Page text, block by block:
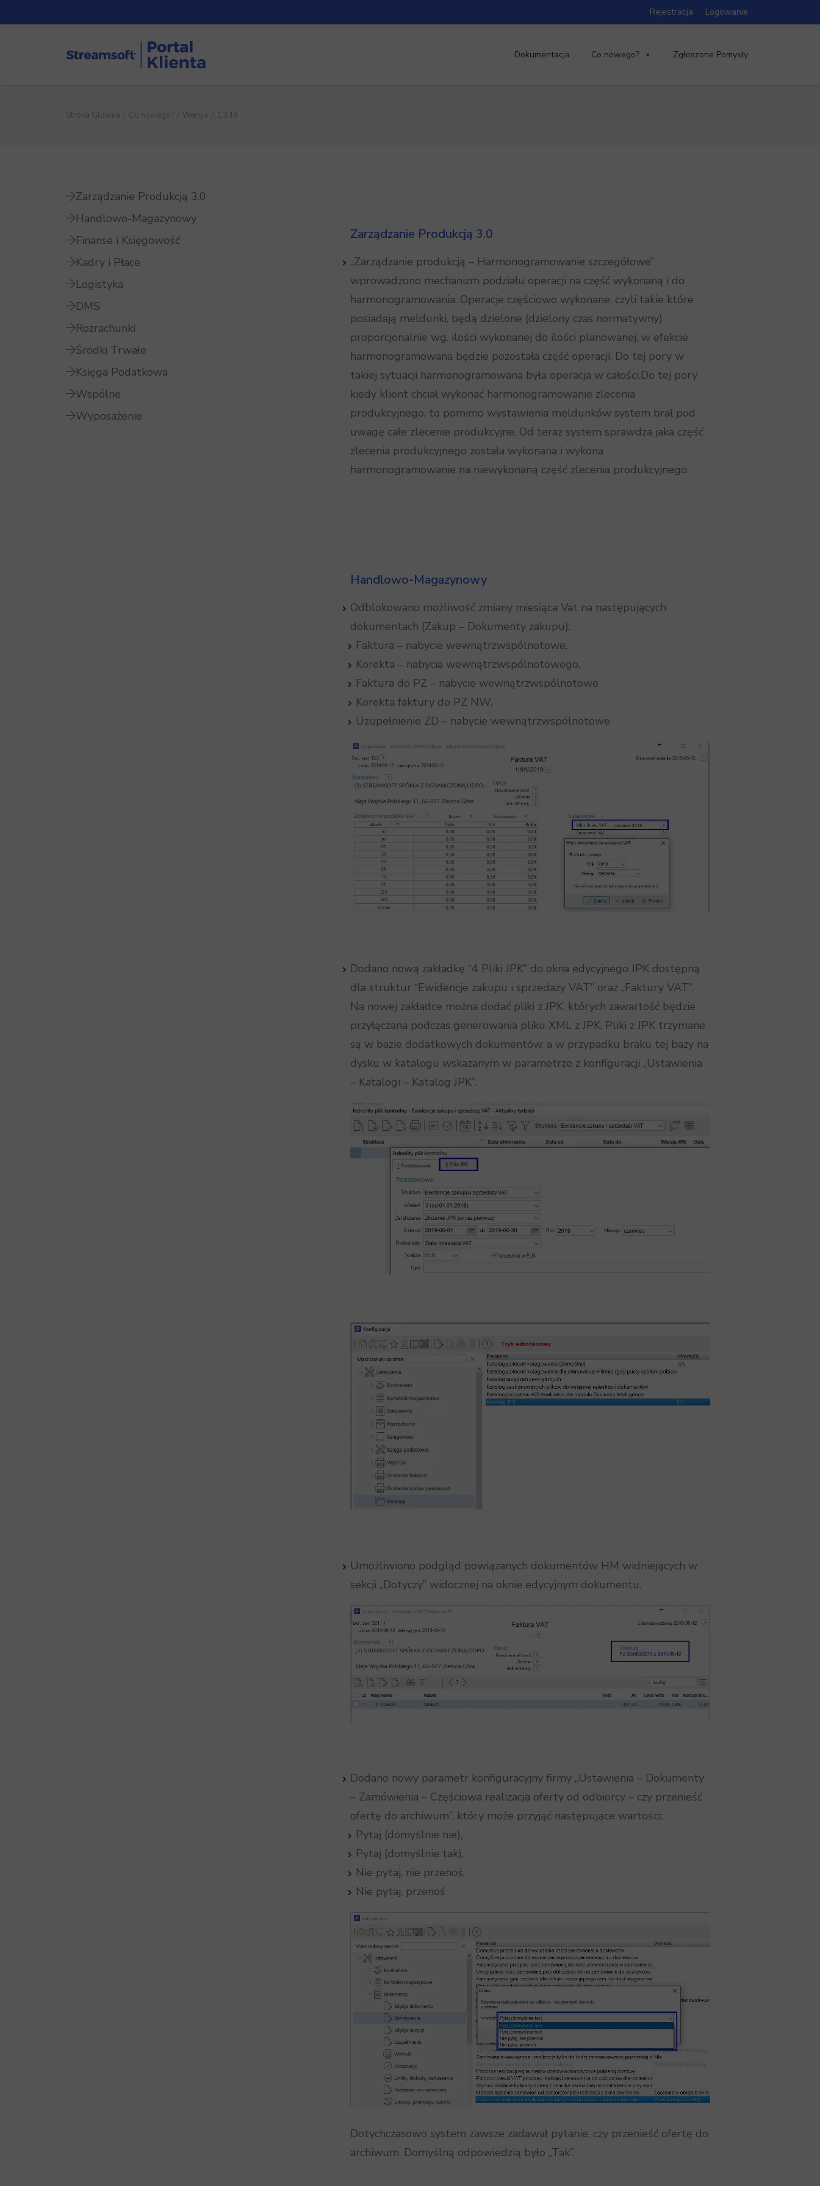
Rejestracja Logowanie
Dokumentacja Co nowego? Zgłoszone Pomysły
Strona Główna Co nowego? Wersja 7.1.348
Zarządzanie Produkcją 3.0
Handlowo-Magazynowy
Finanse i Księgowość
Kadry i Płace
Logistyka
DMS
Rozrachunki
Środki Trwałe
Księga Podatkowa
Wspólne
Wyposażenie
Zarządzanie Produkcją 3.0
„Zarządzanie produkcją – Harmonogramowanie szczegółowe”
wprowadzono mechanizm podziału operacji na część wykonaną i do
harmonogramowania. Operacje częściowo wykonane, czyli takie które
posiadają meldunki, będą dzielone (dzielony czas normatywny)
proporcjonalnie wg. ilości wykonanej do ilości planowanej, w efekcie
harmonogramowana będzie pozostała część operacji. Do tej pory w
takiej sytuacji harmonogramowana była operacja w całości.Do tej pory
kiedy klient chciał wykonać harmonogramowanie zlecenia
produkcyjnego, to pomimo wystawienia meldunków system brał pod
uwagę całe zlecenie produkcyjne. Od teraz system sprawdza jaka część
zlecenia produkcyjnego została wykonana i wykona
harmonogramowanie na niewykonaną część zlecenia produkcyjnego.
Handlowo-Magazynowy
Odblokowano możliwość zmiany miesiąca Vat na następujących
dokumentach (Zakup – Dokumenty zakupu):
Faktura – nabycie wewnątrzwspólnotowe,
Korekta – nabycia wewnątrzwspólnotowego,
Faktura do PZ – nabycie wewnątrzwspólnotowe
Korekta faktury do PZ NW,
Uzupełnienie ZD – nabycie wewnątrzwspólnotowe
Dodano nową zakładkę “4 Pliki JPK” do okna edycyjnego JPK dostępną
dla struktur “Ewidencje zakupu i sprzedaży VAT” oraz „Faktury VAT”.
Na nowej zakładce można dodać pliki z JPK, których zawartość będzie
przyłączana podczas generowania pliku XML z JPK. Pliki z JPK trzymane
są w bazie dodatkowych dokumentów, a w przypadku braku tej bazy na
dysku w katalogu wskazanym w parametrze z konfiguracji „Ustawienia
– Katalogi – Katalog JPK”.
Umożliwiono podgląd powiązanych dokumentów HM widniejących w
sekcji „Dotyczy” widocznej na oknie edycyjnym dokumentu.
Dodano nowy parametr konfiguracyjny firmy „Ustawienia – Dokumenty
– Zamówienia – Częściowa realizacja oferty od odbiorcy – czy przenieść
ofertę do archiwum”, który może przyjąć następujące wartości:
Pytaj (domyślnie nie),
Pytaj (domyślnie tak),
Nie pytaj, nie przenoś,
Nie pytaj, przenoś
Dotychczasowo system zawsze zadawał pytanie, czy przenieść ofertę do
archiwum. Domyślną odpowiedzią było „Tak”.